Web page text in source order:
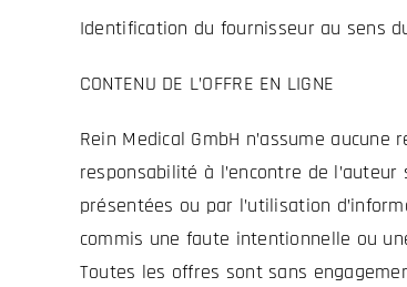
Identification du fournisseur au sens
CONTENU DE L’OFFRE EN LIGNE
Rein Medical GmbH n’assume
responsabilité à l’encontre de
présentées ou par l’utilisation
commis une faute intentionnelle ou
Toutes les offres sont sans